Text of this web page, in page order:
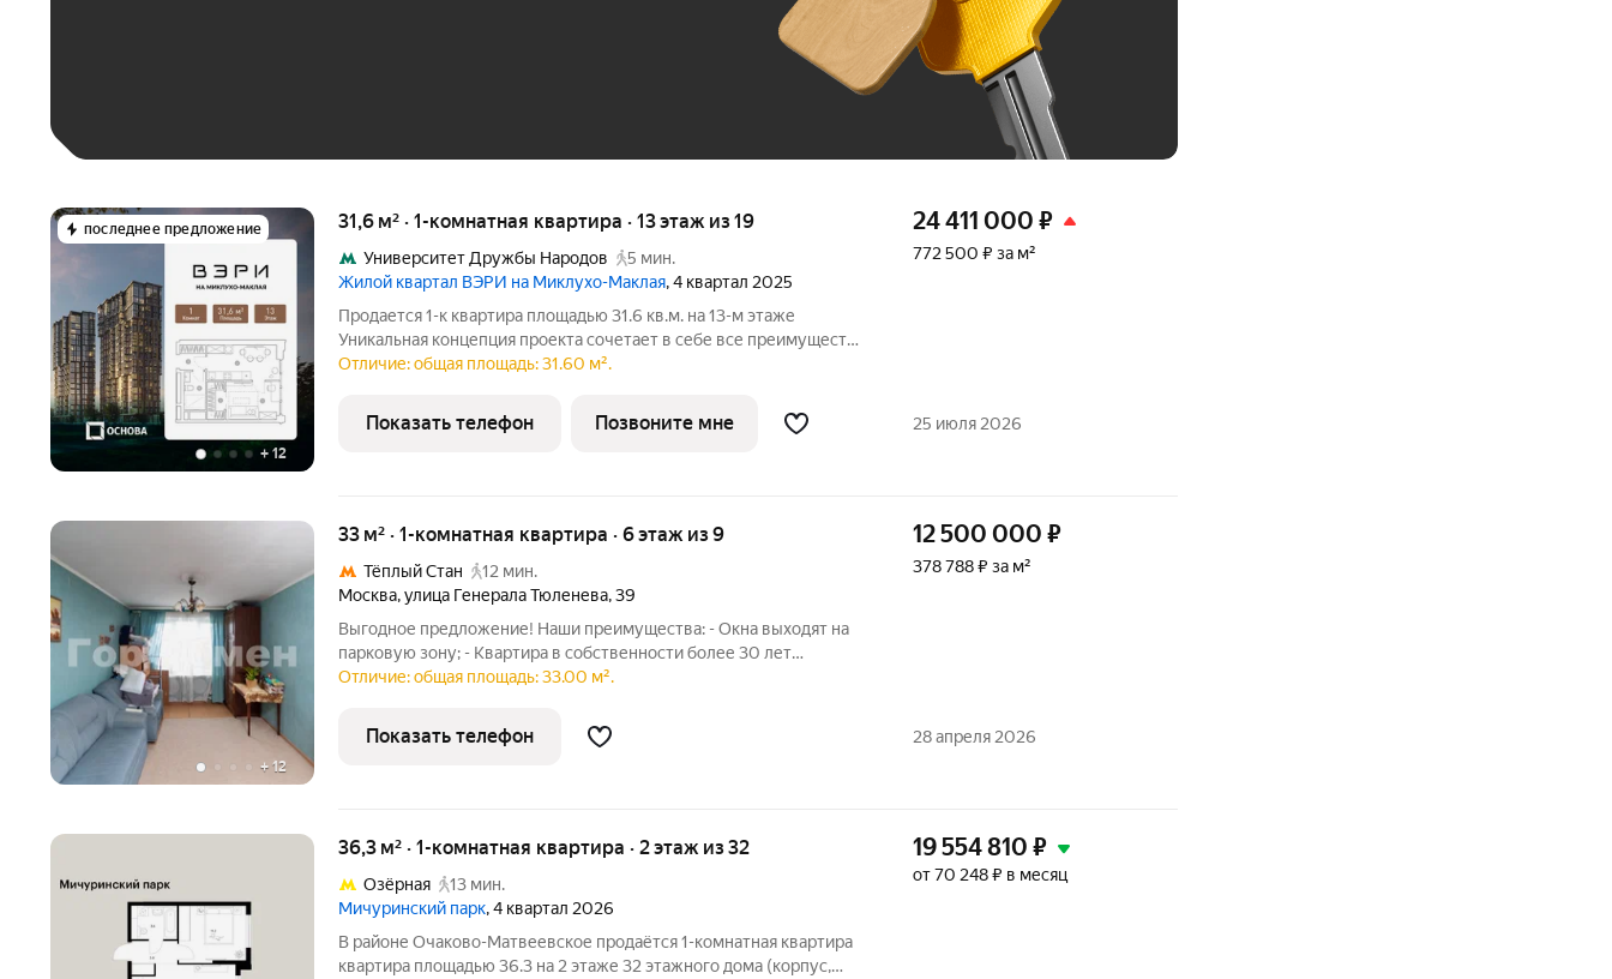
последнее предложение
+ 12
31,6 м² · 1-комнатная квартира · 13 этаж из 19
Университет Дружбы Народов
5 мин.
Жилой квартал ВЭРИ на Миклухо-Маклая, 4 квартал 2025
Продается 1-к квартира площадью 31.6 кв.м. на 13-м этаже
Уникальная концепция проекта сочетает в себе все преимущества
жизни стремительного мегаполиса и спокойного приватного
территории
24 411 000 ₽
772 500 ₽ за м²
Отличие: общая площадь: 31.60 м².
Показать телефон Позвоните мне 25 июля 2026
+ 12
33 м² · 1-комнатная квартира · 6 этаж из 9
Тёплый Стан
12 мин.
Москва,улица Генерала Тюленева,39
Выгодное предложение! Наши преимущества: - Окна выходят на
парковую зону; - Квартира в собственности более 30 лет
(первичные документы); - Свободная продажа; - 7 минут пешком
экологичных и
12 500 000 ₽
378 788 ₽ за м²
Отличие: общая площадь: 33.00 м².
Показать телефон 28 апреля 2026
36,3 м² · 1-комнатная квартира · 2 этаж из 32
Озёрная
13 мин.
Мичуринский парк, 4 квартал 2026
В районе Очаково-Матвеевское продаётся 1-комнатная квартира
квартира площадью 36.3 на 2 этаже 32 этажного дома (корпус,
19 554 810 ₽
от 70 248 ₽ в месяц